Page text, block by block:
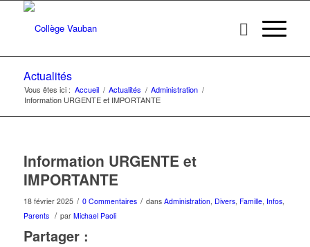
Actualités
Vous êtes ici : Accueil / Actualités / Administration /
Information URGENTE et IMPORTANTE
Information URGENTE et
IMPORTANTE
18 février 2025 / 0 Commentaires / dans Administration, Divers, Famille, Infos,
Parents / par Michael Paoli
Partager :